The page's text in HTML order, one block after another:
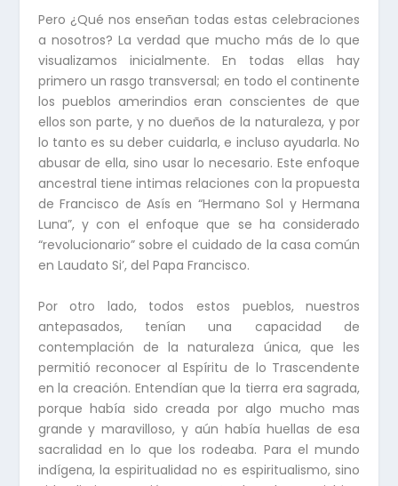
Pero ¿Qué nos enseñan todas estas celebraciones
a nosotros? La verdad que mucho más de lo que
visualizamos inicialmente. En todas ellas hay
primero un rasgo transversal; en todo el continente
los pueblos amerindios eran conscientes de que
ellos son parte, y no dueños de la naturaleza, y por
lo tanto es su deber cuidarla, e incluso ayudarla. No
abusar de ella, sino usar lo necesario. Este enfoque
ancestral tiene intimas relaciones con la propuesta
de Francisco de Asís en “Hermano Sol y Hermana
Luna”, y con el enfoque que se ha considerado
“revolucionario” sobre el cuidado de la casa común
en Laudato Si’, del Papa Francisco.
Por otro lado, todos estos pueblos, nuestros
antepasados, tenían una capacidad de
contemplación de la naturaleza única, que les
permitió reconocer al Espíritu de lo Trascendente
en la creación. Entendían que la tierra era sagrada,
porque había sido creada por algo mucho mas
grande y maravilloso, y aún había huellas de esa
sacralidad en lo que los rodeaba. Para el mundo
indígena, la espiritualidad no es espiritualismo, sino